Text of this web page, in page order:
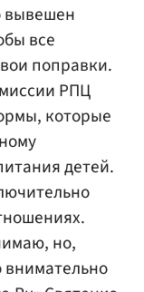
вывешен
все
поправки.
РПЦ
которые
детей.
но,
внимательно